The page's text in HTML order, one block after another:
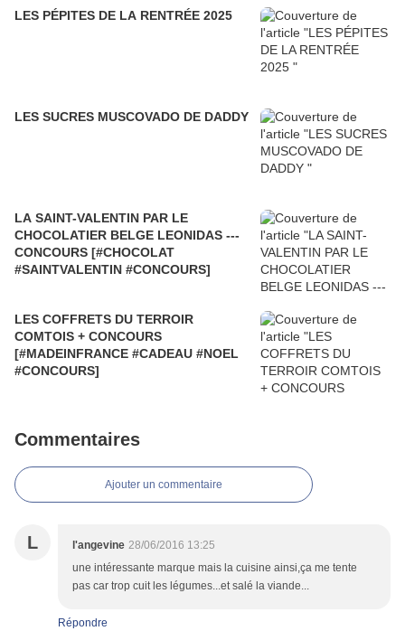
LES PÉPITES DE LA RENTRÉE 2025
LES SUCRES MUSCOVADO DE DADDY
LA SAINT-VALENTIN PAR LE
CHOCOLATIER BELGE LEONIDAS ---
CONCOURS [#CHOCOLAT
#SAINTVALENTIN #CONCOURS]
LES COFFRETS DU TERROIR
COMTOIS + CONCOURS
[#MADEINFRANCE #CADEAU #NOEL
#CONCOURS]
Commentaires
Ajouter un commentaire
L l'angevine 28/06/2016 13:25
une intéressante marque mais la cuisine ainsi,ça me tente
pas car trop cuit les légumes...et salé la viande...
Répondre